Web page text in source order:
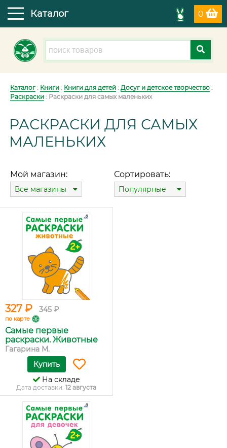
0
Каталог
Каталог: Книги : Книги для детей : Досуг и детское творчество :
Раскраски : Раскраски для самых маленьких
РАСКРАСКИ ДЛЯ САМЫХ
МАЛЕНЬКИХ
Мой магазин:
Все магазины
Сортировать:
Популярные
327 ₽ 345 ₽
по карте
Самые первые
раскраски. Животные
Гагарина М.
Купить
На складе
Дата доставки: 12 августа